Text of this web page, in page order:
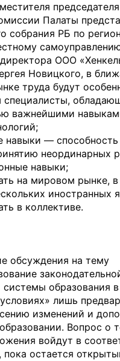
председателя
Палаты
собрания РБ по
директора ООО
Новицкого, в
труда будут
специалисты,
важнейшими
навыки — способность
неординарных
навыки;
на мировом рынке, в
иностранных
в коллективе.
обсуждения на тему
системы образования в
лишь
изменений и
Вопрос о
войдут в
пока остается